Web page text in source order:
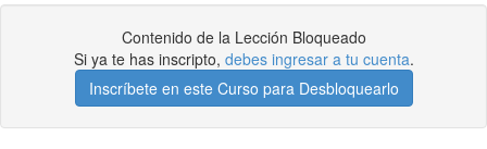
Contenido de la Lección Bloqueado
Si ya te has inscripto, debes ingresar a tu cuenta.
Inscríbete en este Curso para Desbloquearlo